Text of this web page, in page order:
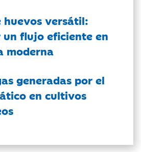
huevos versátil:
flujo eficiente en
moderna
generadas por el
en cultivos